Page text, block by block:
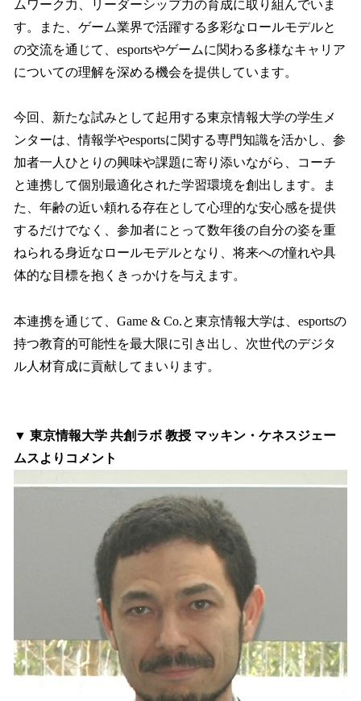
ムワーク力、リーダーシップ力の育成に取り組んでいま
す。また、ゲーム業界で活躍する多彩なロールモデルと
の交流を通じて、esportsやゲームに関わる多様なキャリア
についての理解を深める機会を提供しています。
今回、新たな試みとして起用する東京情報大学の学生メ
ンターは、情報学やesportsに関する専門知識を活かし、参
加者一人ひとりの興味や課題に寄り添いながら、コーチ
と連携して個別最適化された学習環境を創出します。ま
た、年齢の近い頼れる存在として心理的な安心感を提供
するだけでなく、参加者にとって数年後の自分の姿を重
ねられる身近なロールモデルとなり、将来への憧れや具
体的な目標を抱くきっかけを与えます。
本連携を通じて、Game & Co.と東京情報大学は、esportsの
持つ教育的可能性を最大限に引き出し、次世代のデジタ
ル人材育成に貢献してまいります。
▼ 東京情報大学 共創ラボ 教授 マッキン・ケネスジェー
ムスよりコメント